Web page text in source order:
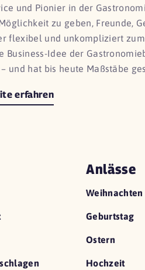
und Pionier in der
zu geben, Freunde,
flexibel und unkompliziert zum
Business-Idee der
und hat bis heute Maßstäbe
erfahren
Anlässe
Weihnachten
Geburtstag
Ostern
Hochzeit